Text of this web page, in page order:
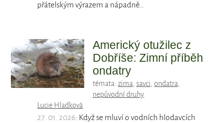
přátelským výrazem a nápadně…
Americký otužilec z
Dobříše: Zimní příběh
ondatry
témata: zima, savci, ondatra,
nepůvodní druhy
Lucie Hladková
27. 01. 2026: Když se mluví o vodních hlodavcích